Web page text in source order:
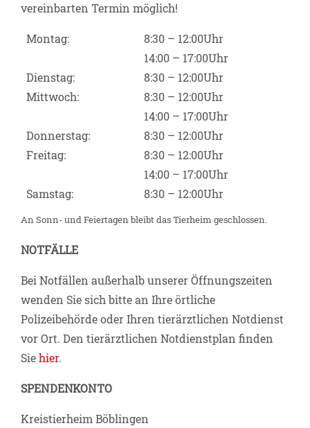
vereinbarten Termin möglich!
Montag:
8:30 – 12:00Uhr
14:00 – 17:00Uhr
Dienstag:
8:30 – 12:00Uhr
Mittwoch:
8:30 – 12:00Uhr
14:00 – 17:00Uhr
Donnerstag:
8:30 – 12:00Uhr
Freitag:
8:30 – 12:00Uhr
14:00 – 17:00Uhr
Samstag:
8:30 – 12:00Uhr
An Sonn- und Feiertagen bleibt das Tierheim geschlossen.
NOTFÄLLE
Bei Notfällen außerhalb unserer Öffnungszeiten
wenden Sie sich bitte an Ihre örtliche
Polizeibehörde oder Ihren tierärztlichen Notdienst
vor Ort. Den tierärztlichen Notdienstplan finden
Siehier.
SPENDENKONTO
Kreistierheim Böblingen